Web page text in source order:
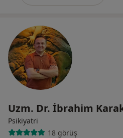
Uzm. Dr. İbrahim
Psikiyatri
18 görüş